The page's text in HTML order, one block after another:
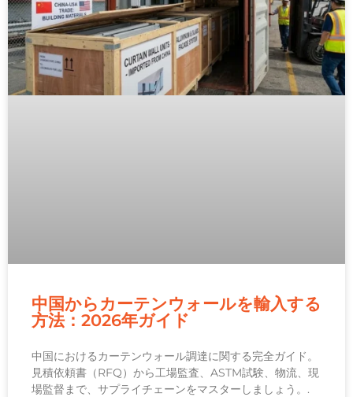
中国からカーテンウォールを輸入する
方法：2026年ガイド
中国におけるカーテンウォール調達に関する完全ガイド。
見積依頼書（RFQ）から工場監査、ASTM試験、物流、現
場監督まで、サプライチェーンをマスターしましょう。.